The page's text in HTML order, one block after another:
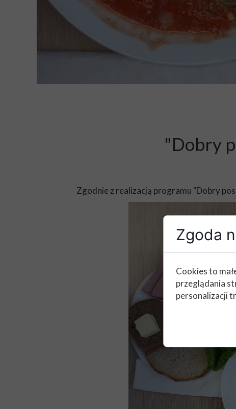
"Dobry
Zgodnie z realizacją programu "Dobry
Zgoda
Cookies to
przeglądania
personalizacji